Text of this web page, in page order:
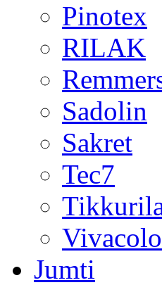
Pinotex
RILAK
Sadolin
Sakret
Tec7
Jumti